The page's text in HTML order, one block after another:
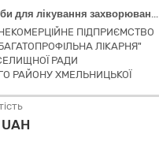
Лікарські засоби для лікування захворювань крові, органів кровотворення та захворювань серцево-судинної системи
ПІДПРИЄМСТВО
ЛІКАРНЯ"
РАДИ
РАЙОНУ ХМЕЛЬНИЦЬКОЇ